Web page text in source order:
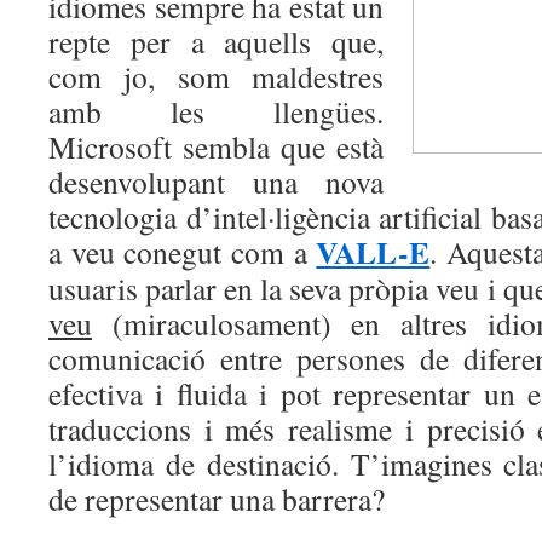
repte per a aquells que,
com jo, som maldestres
amb les llengües.
Microsoft sembla que està
desenvolupant una nova
tecnologia d’intel·ligència artificial
a veu conegut com aVALL-E.
usuaris parlar en la seva pròpia veu i
veu (miraculosament) en altres
comunicació entre persones de
efectiva i fluida i pot representar un
traduccions i més realisme i precisió
l’idioma de destinació. T’imagines
de representar una barrera?